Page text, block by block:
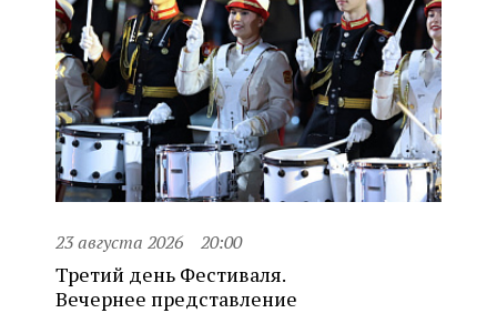
23 августа 2026 20:00
Третий день Фестиваля.
Вечернее представление